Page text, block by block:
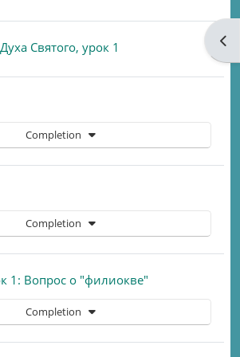
Святого, урок 1
Completion
Completion
1: Вопрос о "филиокве"
Completion